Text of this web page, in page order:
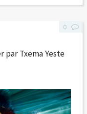
par Txema Yeste
0